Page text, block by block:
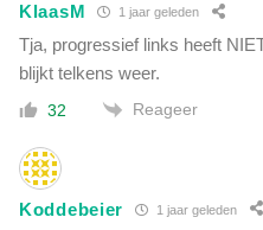
KlaasM 1 jaar geleden
Tja, progressief links heeft
blijkt telkens weer.
32 Reageer
Koddebeier 1 jaar geleden